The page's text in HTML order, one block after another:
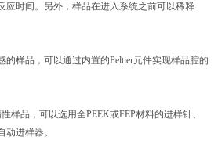
应时间。另外，样品在进入系统之前可以稀释
样品，可以通过内置的Peltier元件实现样品腔的
品，可以选用全PEEK或FEP材料的进样针、
进样器。